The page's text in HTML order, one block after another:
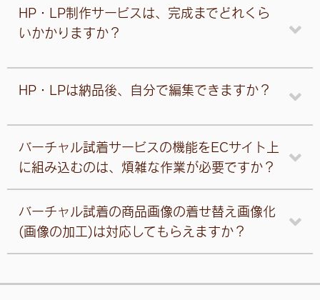
HP・LP制作サービスは、完成までどれくら
いかかりますか？
HP・LPは納品後、自分で編集できますか？
バーチャル試着サービスの機能をECサイト上
に組み込むのは、煩雑な作業が必要ですか？
バーチャル試着の商品画像の着せ替え画像化
(画像の加工)は対応してもらえますか？